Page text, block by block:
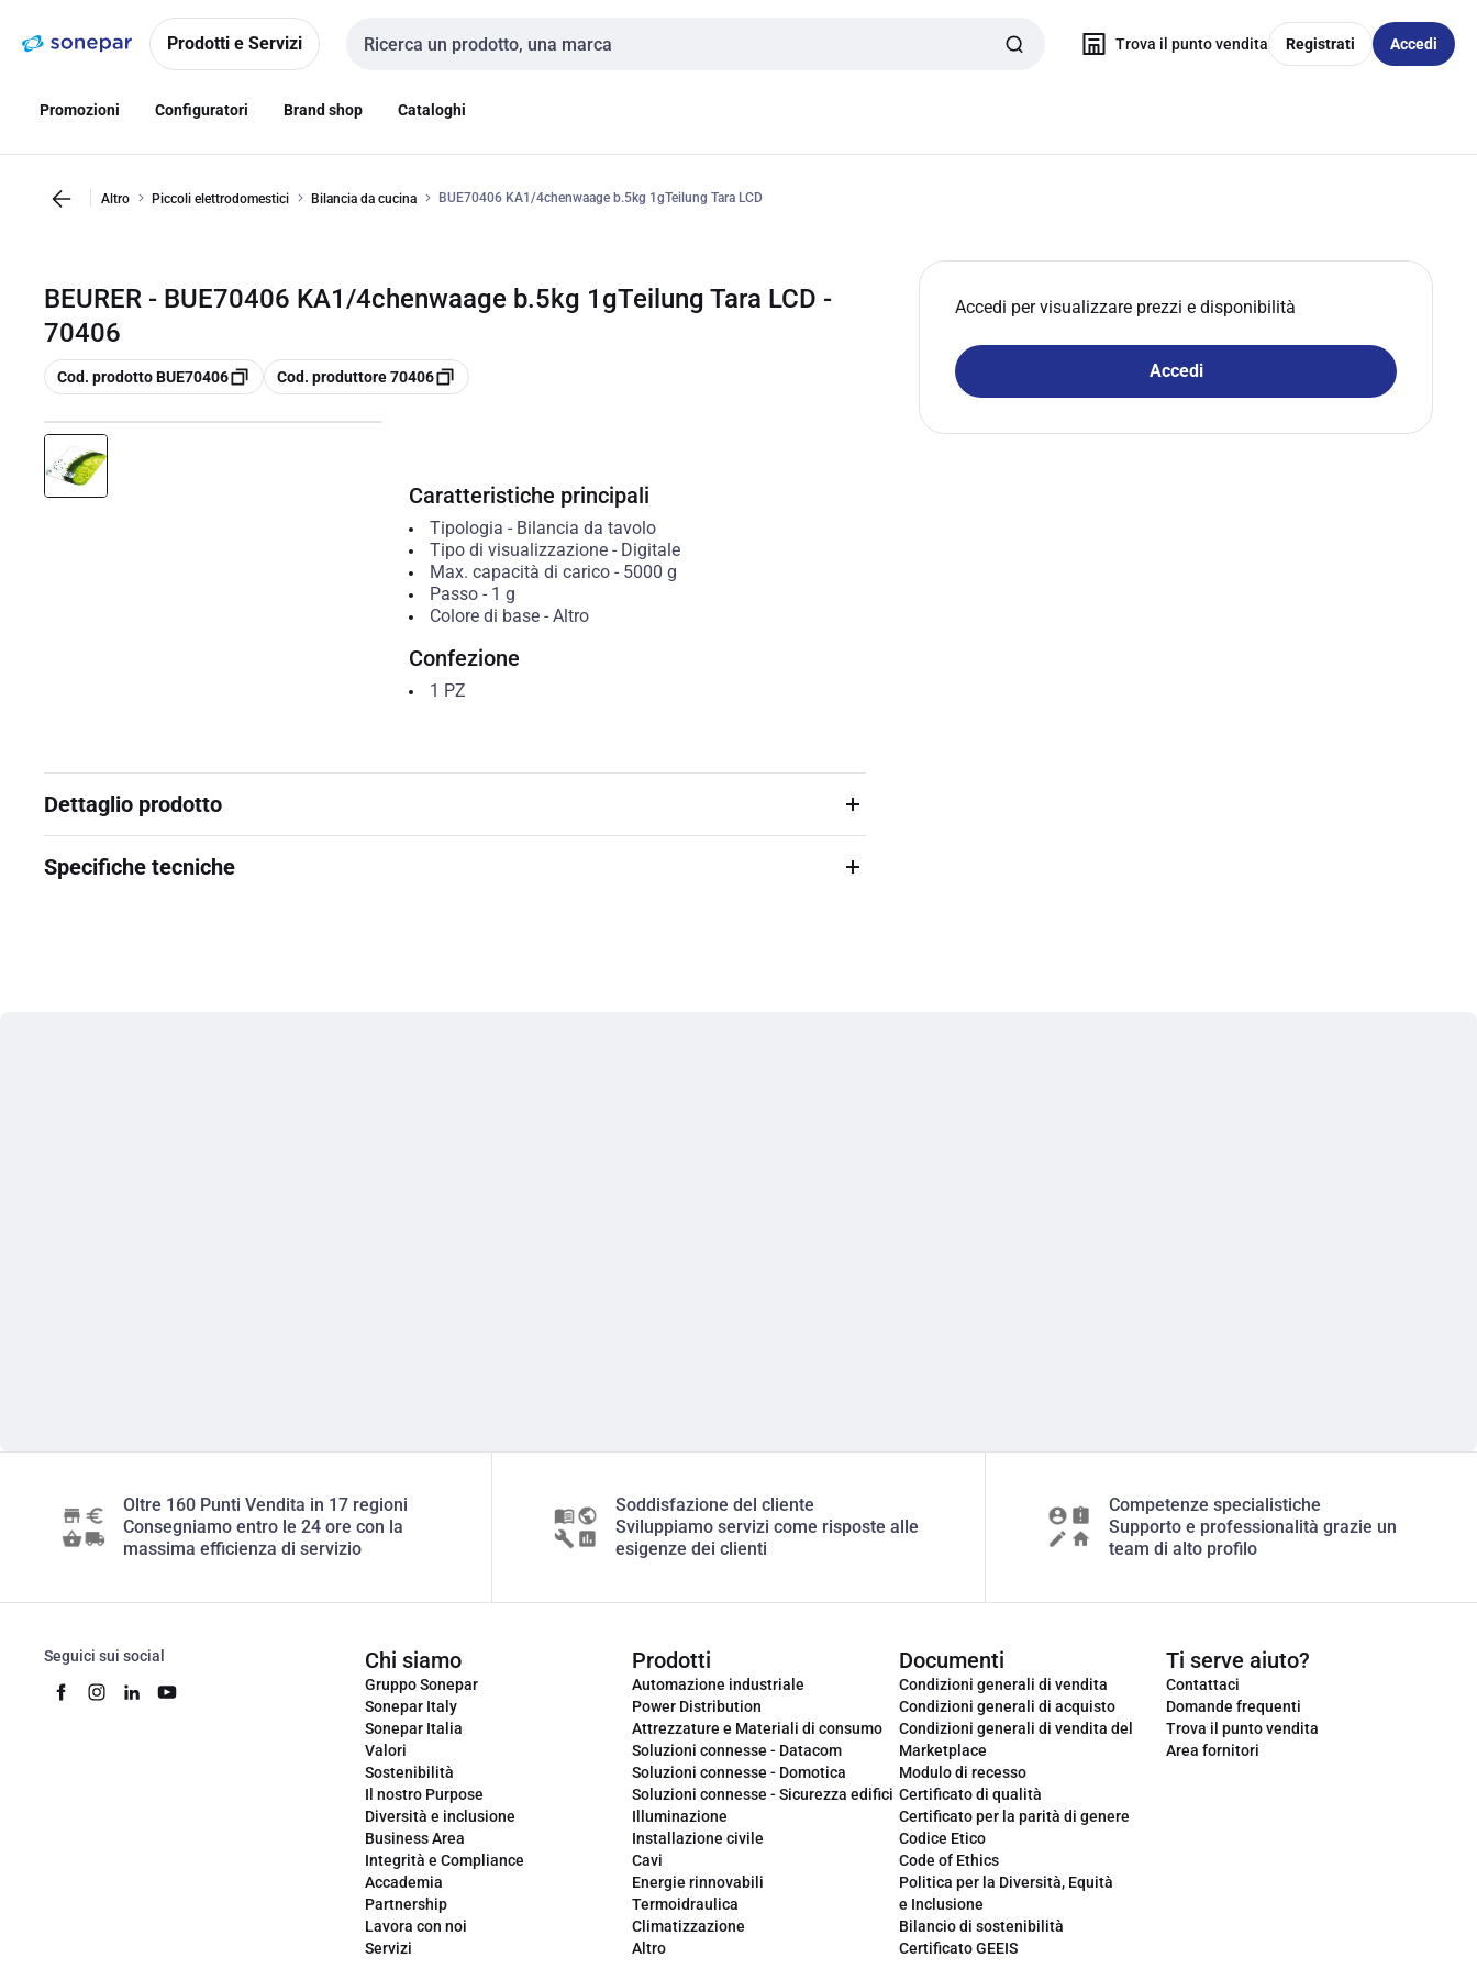
navigazionealla
Prodotti e Servizi
Cerca input
Trova il punto vendita Registrati Accedi
Promozioni Configuratori Brand shop Cataloghi
Altro Piccoli elettrodomestici Bilancia da cucina BUE70406 KA1/4chenwaage b.5kg 1gTeilung Tara LCD
BEURER - BUE70406 KA1/4chenwaage b.5kg 1gTeilung Tara LCD -
70406
copia
Cod. prodotto BUE70406 copia
Cod. produttore 70406
Accedi per visualizzare prezzi e disponibilità
Accedi
Caratteristiche principali
Tipologia - Bilancia da tavolo
Tipo di visualizzazione- Digitale
Max. capacità di carico- 5000 g
Passo- 1 g
Colore di base- Altro
Confezione
1 PZ
Dettaglio prodotto
Specifiche tecniche
Oltre 160 Punti Vendita in 17 regioni
Consegniamo entro le 24 ore con la
massima efficienza di servizio
Soddisfazione del cliente
Sviluppiamo servizi come risposte alle
esigenze dei clienti
Competenze specialistiche
Supporto e professionalità grazie un
team di alto profilo
Seguici sui social Chi siamo
Gruppo Sonepar
Sonepar Italy
Sonepar Italia
Valori
Sostenibilità
Il nostro Purpose
Diversità e inclusione
Business Area
Integrità e Compliance
Accademia
Partnership
Lavora con noi
Servizi
Prodotti
Automazione industriale
Power Distribution
Attrezzature e Materiali di consumo
Soluzioni connesse - Datacom
Soluzioni connesse - Domotica
Soluzioni connesse - Sicurezza edifici
Illuminazione
Installazione civile
Cavi
Energie rinnovabili
Termoidraulica
Climatizzazione
Altro
Documenti
Condizioni generali di vendita
Condizioni generali di acquisto
Condizioni generali di vendita del
Marketplace
Modulo di recesso
Certificato di qualità
Certificato per la parità di genere
Codice Etico
Code of Ethics
Politica per la Diversità, Equità
e Inclusione
Bilancio di sostenibilità
Certificato GEEIS
Ti serve aiuto?
Contattaci
Domande frequenti
Trova il punto vendita
Area fornitori